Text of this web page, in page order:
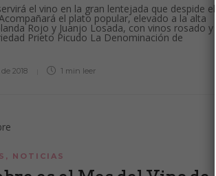
el vino en la gran lentejada que despide el
el plato popular, elevado a la alta
Rojo y Juanjo Losada, con vinos rosado y
Prieto Picudo La Denominación de
2018 1 min leer
, NOTICIAS